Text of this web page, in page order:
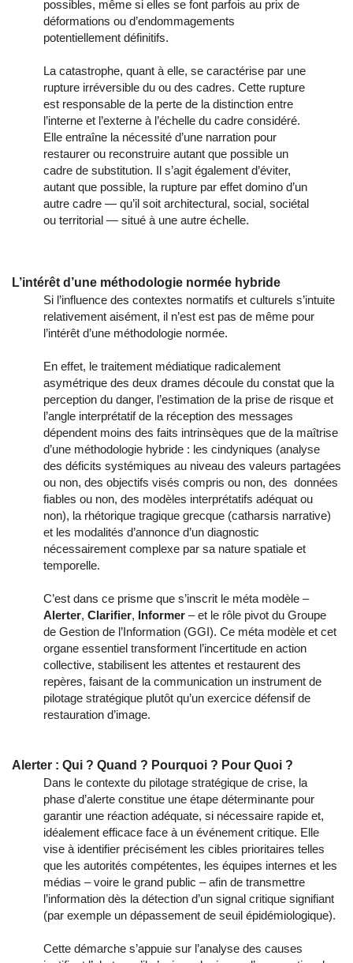
possibles, même si elles se font parfois au prix de
déformations ou d’endommagements
potentiellement définitifs.
La catastrophe, quant à elle, se caractérise par une
rupture irréversible du ou des cadres. Cette rupture
est responsable de la perte de la distinction entre
l’interne et l’externe à l’échelle du cadre considéré.
Elle entraîne la nécessité d’une narration pour
restaurer ou reconstruire autant que possible un
cadre de substitution. Il s’agit également d’éviter,
autant que possible, la rupture par effet domino d’un
autre cadre — qu’il soit architectural, social, sociétal
ou territorial — situé à une autre échelle.
L’intérêt d’une méthodologie normée hybride
Si l’influence des contextes normatifs et culturels s’intuite
relativement aisément, il n’est est pas de même pour
l’intérêt d’une méthodologie normée.
En effet, le traitement médiatique radicalement
asymétrique des deux drames découle du constat que la
perception du danger, l’estimation de la prise de risque et
l’angle interprétatif de la réception des messages
dépendent moins des faits intrinsèques que de la maîtrise
d’une méthodologie hybride : les cindyniques (analyse
des déficits systémiques au niveau des valeurs partagées
ou non, des objectifs visés compris ou non, des données
fiables ou non, des modèles interprétatifs adéquat ou
non), la rhétorique tragique grecque (catharsis narrative)
et les modalités d’annonce d’un diagnostic
nécessairement complexe par sa nature spatiale et
temporelle.
C’est dans ce prisme que s’inscrit le méta modèle –
Alerter, Clarifier, Informer – et le rôle pivot du Groupe
de Gestion de l’Information (GGI). Ce méta modèle et cet
organe essentiel transforment l’incertitude en action
collective, stabilisent les attentes et restaurent des
repères, faisant de la communication un instrument de
pilotage stratégique plutôt qu’un exercice défensif de
restauration d’image.
Alerter : Qui ? Quand ? Pourquoi ? Pour Quoi ?
Dans le contexte du pilotage stratégique de crise, la
phase d’alerte constitue une étape déterminante pour
garantir une réaction adéquate, si nécessaire rapide et,
idéalement efficace face à un événement critique. Elle
vise à identifier précisément les cibles prioritaires telles
que les autorités compétentes, les équipes internes et les
médias – voire le grand public – afin de transmettre
l’information dès la détection d’un signal critique signifiant
(par exemple un dépassement de seuil épidémiologique).
Cette démarche s’appuie sur l’analyse des causes